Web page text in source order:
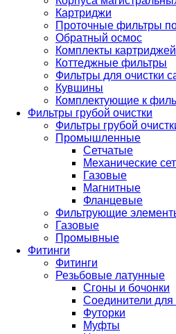
Картриджи
Проточные фильтры
Обратный осмос
Комплекты картриджей
Коттеджные фильтры
Фильтры для очистки
Кувшины
Комплектующие к
Фильтры грубой очистки
Фильтры грубой
Промышленные
Сетчатые
Механические
Газовые
Магнитные
Фланцевые
Фильтрующие
Газовые
Промывные
Фитинги
Фитинги
Резьбовые латунные
Сгоны и бочонки
Соединители для
Футорки
Муфты